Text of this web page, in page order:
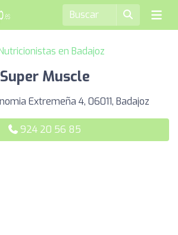
en Badajoz
Super Muscle
Extremeña 4, 06011, Badajoz
924 20 56 85